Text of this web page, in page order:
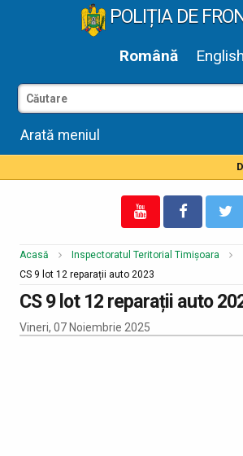
POLIȚIA DE
Română English
Arată meniul
Acasă
Inspectoratul Teritorial Timișoara
CS 9 lot 12 reparații auto 2023
CS 9 lot 12 reparații auto
Vineri, 07 Noiembrie 2025